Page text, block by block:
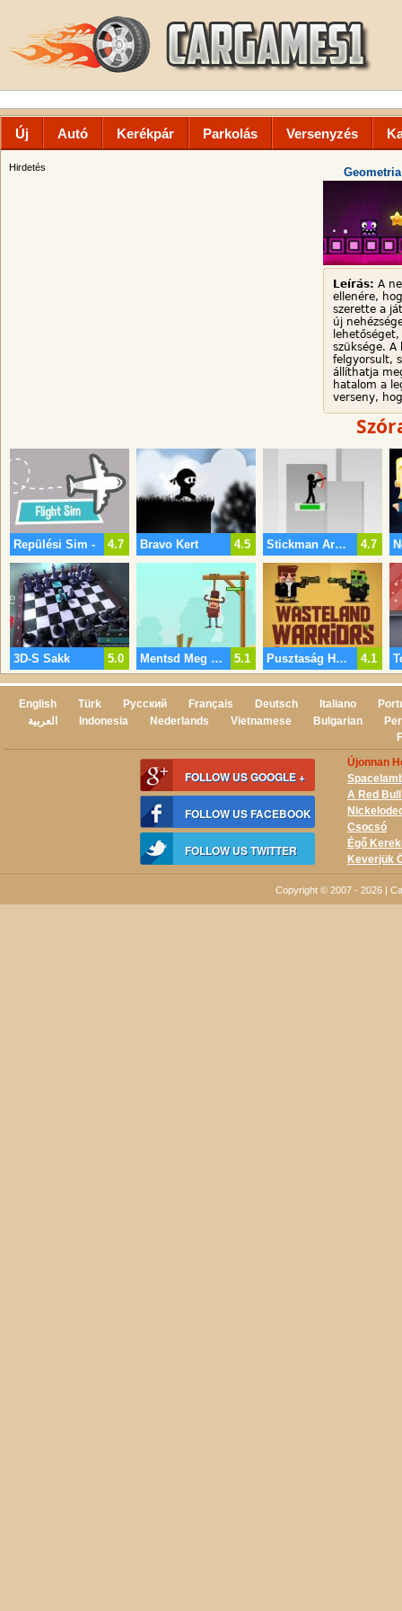
Új Autó Kerékpár Parkolás Versenyzés
Hirdetés
Leírás: A
ellenére,
szerette a
új
szüksége. A
felgyorsult,
állíthatja
hatalom a
verseny,
4.7
Repülési Sim - 4.5
Bravo Kert 4.7
Stickman Archer 2
5.0
3D-S Sakk 5.1
Mentsd Meg A Cowboy 4.1
Pusztaság Harcosok
English Türk Русский Français Deutsch Italiano
العربية
Indonesia Nederlands Vietnamese Bulgarian
FOLLOW US GOOGLE +
FOLLOW US FACEBOOK
FOLLOW US TWITTER
Újonnan
A Red
Csocsó
Égő
Keverjük
Copyright © 2007 - 2026 |